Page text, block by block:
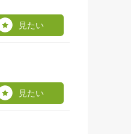
見たい
見たい